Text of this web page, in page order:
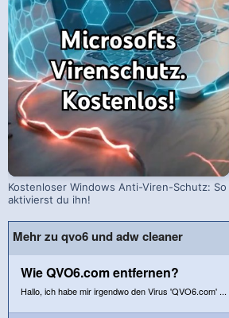
Kostenloser Windows Anti-Viren-Schutz: So
aktivierst du ihn!
Mehr zu qvo6 und adw cleaner
Wie QVO6.com entfernen?
Hallo, ich habe mir irgendwo den Virus 'QVO6.com' ...